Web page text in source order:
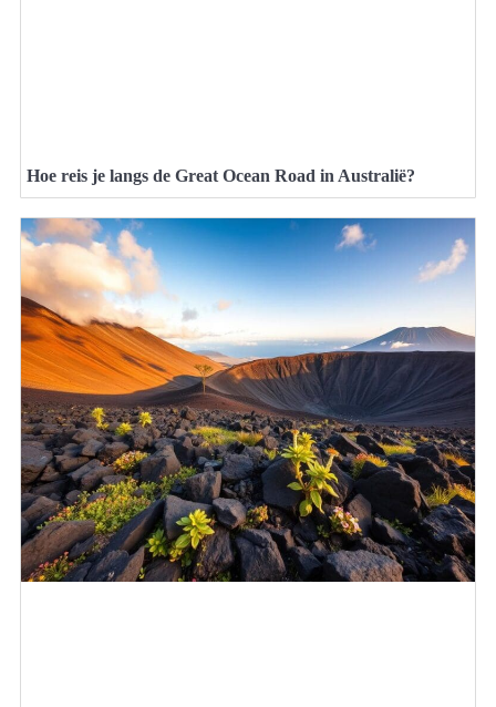
Hoe reis je langs de Great Ocean Road in Australië?